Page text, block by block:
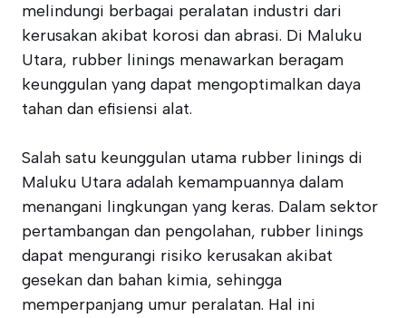
melindungi berbagai peralatan industri dari
kerusakan akibat korosi dan abrasi. Di Maluku
Utara, rubber linings menawarkan beragam
keunggulan yang dapat mengoptimalkan daya
tahan dan efisiensi alat.
Salah satu keunggulan utama rubber linings di
Maluku Utara adalah kemampuannya dalam
menangani lingkungan yang keras. Dalam sektor
pertambangan dan pengolahan, rubber linings
dapat mengurangi risiko kerusakan akibat
gesekan dan bahan kimia, sehingga
memperpanjang umur peralatan. Hal ini